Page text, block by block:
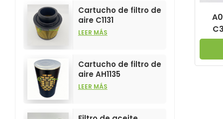
Cartucho de filtro de
aire C1131
personalizable para
de compresores de
aire.
LEER MÁS
Cartucho de filtro de
aire AH1135
personalizable para
de compresores de
LEER MÁS